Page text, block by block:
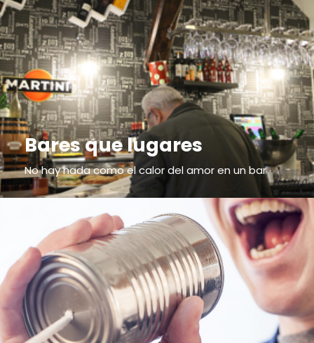
Bares que lugares
No hay nada como el calor del amor en un bar